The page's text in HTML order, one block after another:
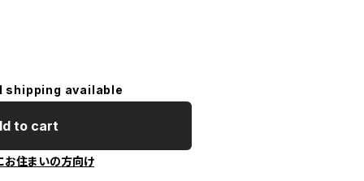
shipping available
to cart
お住まいの方向け